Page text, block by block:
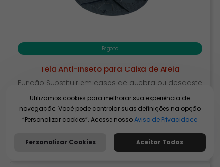
Esgoto
Tela Anti-Inseto para Caixa de Areia
Função Substituir em casos de quebra ou desgaste
de caixas de areia DN 300 da Krona. Aplicação
Como peça de reposição. Benefícios – […]
Utilizamos cookies para melhorar sua experiência de
navegação. Você pode controlar suas definições na opção
“Personalizar cookies”. Acesse nossoAviso de Privacidade
Personalizar Cookies Aceitar Todos